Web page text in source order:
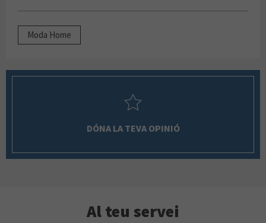
Moda Home
DÓNA LA TEVA OPINIÓ
Al teu servei